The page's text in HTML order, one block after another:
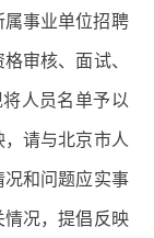
事业单位招聘
审核、面试、
人员名单予以
请与北京市人
和问题应实事
况，提倡反映